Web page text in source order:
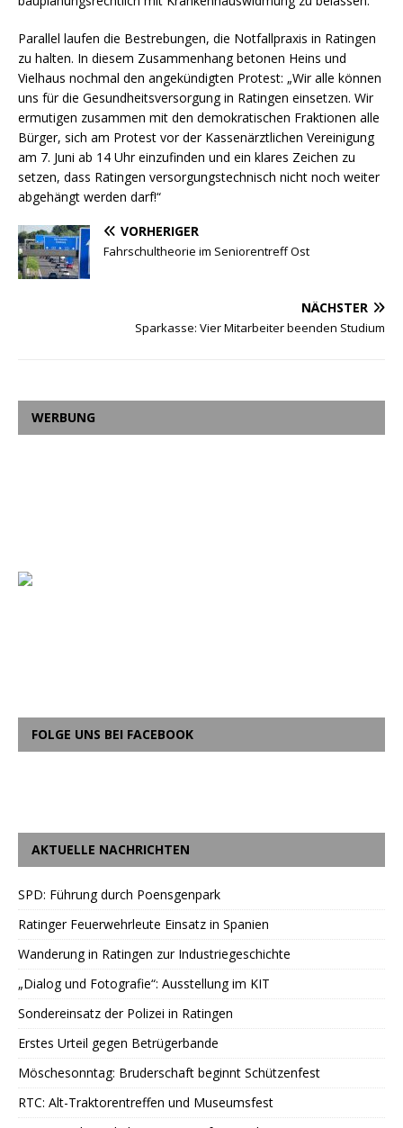
Parallel laufen die Bestrebungen, die Notfallpraxis in Ratingen
zu halten. In diesem Zusammenhang betonen Heins und
Vielhaus nochmal den angekündigten Protest: „Wir alle können
uns für die Gesundheitsversorgung in Ratingen einsetzen. Wir
ermutigen zusammen mit den demokratischen Fraktionen alle
Bürger, sich am Protest vor der Kassenärztlichen Vereinigung
am 7. Juni ab 14 Uhr einzufinden und ein klares Zeichen zu
setzen, dass Ratingen versorgungstechnisch nicht noch weiter
abgehängt werden darf!“
VORHERIGER
Fahrschultheorie im Seniorentreff Ost
NÄCHSTER
Sparkasse: Vier Mitarbeiter beenden Studium
WERBUNG
FOLGE UNS BEI FACEBOOK
AKTUELLE NACHRICHTEN
SPD: Führung durch Poensgenpark
Ratinger Feuerwehrleute Einsatz in Spanien
Wanderung in Ratingen zur Industriegeschichte
„Dialog und Fotografie“: Ausstellung im KIT
Sondereinsatz der Polizei in Ratingen
Erstes Urteil gegen Betrügerbande
Möschesonntag: Bruderschaft beginnt Schützenfest
RTC: Alt-Traktorentreffen und Museumsfest